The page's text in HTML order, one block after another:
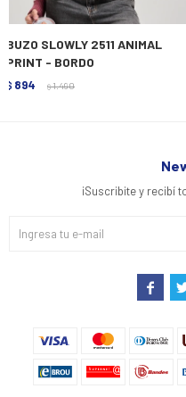
BUZO SLOWLY 2511 ANIMAL
PRINT - BORDO
$ 894 $ 1.490
¡Suscribite y recibí
